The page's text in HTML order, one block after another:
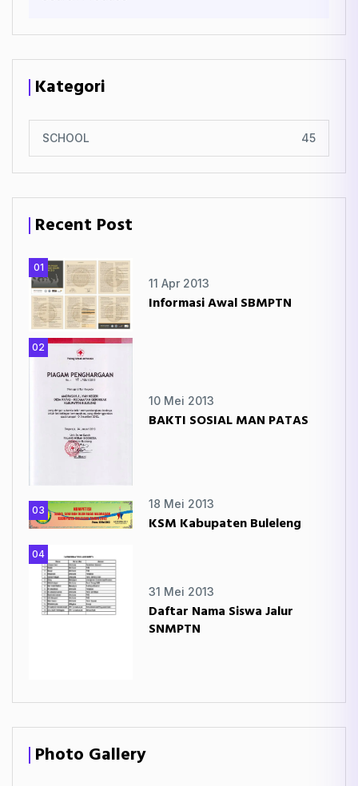
Kategori
SCHOOL 45
Recent Post
01
11 Apr 2013
Informasi Awal SBMPTN
02
10 Mei 2013
BAKTI SOSIAL MAN PATAS
03
18 Mei 2013
KSM Kabupaten Buleleng
04
31 Mei 2013
Daftar Nama Siswa Jalur
SNMPTN
Photo Gallery